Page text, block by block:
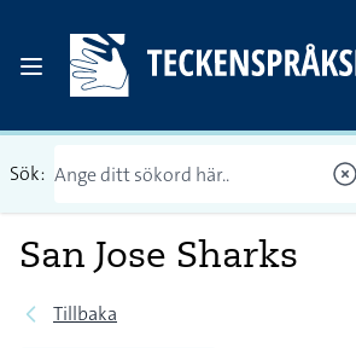
Sök:
San Jose Sharks
Tillbaka